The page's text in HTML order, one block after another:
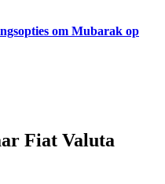
om Mubarak op
Fiat Valuta